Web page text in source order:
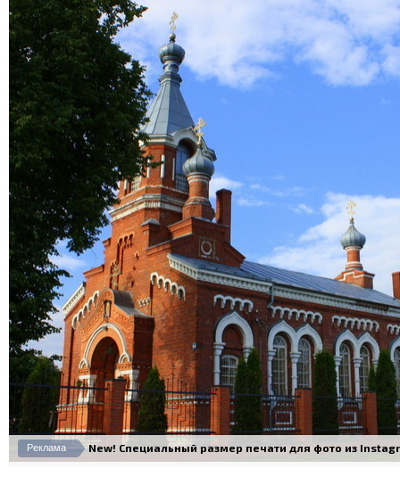
Реклама New! Специальный размер печати для фото из